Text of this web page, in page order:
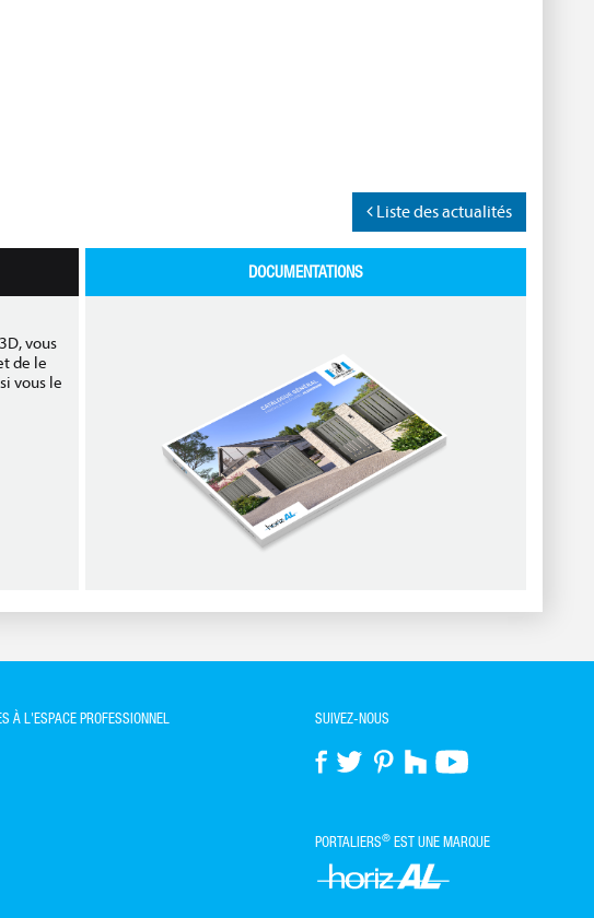
Liste des actualités
vous
de le
vous le
DOCUMENTATIONS
À L'ESPACE PROFESSIONNEL SUIVEZ-NOUS
PORTALIERS®EST UNE MARQUE